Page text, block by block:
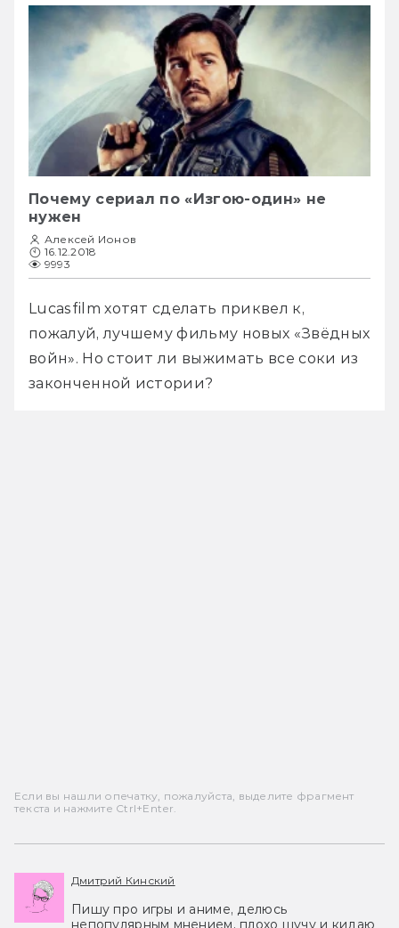
Почему сериал по «Изгою-один» не
нужен
Алексей Ионов
16.12.2018
9993
Lucasfilm хотят сделать приквел к,
пожалуй, лучшему фильму новых «Звёдных
войн». Но стоит ли выжимать все соки из
законченной истории?
Если вы нашли опечатку, пожалуйста, выделите фрагмент
текста и нажмите Ctrl+Enter.
Дмитрий Кинский
Пишу про игры и аниме, делюсь
непопулярным мнением, плохо шучу и кидаю